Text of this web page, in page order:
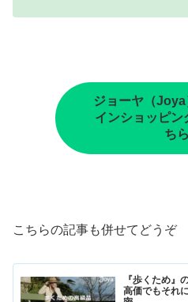
ジョーヤ（Joya
インショッピン
ちら
こちらの記事も併せてどうぞ
『歩くため』
高価でもそれ